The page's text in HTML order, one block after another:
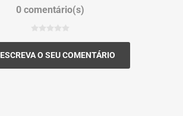
0 comentário(s)
ESCREVA O SEU COMENTÁRIO